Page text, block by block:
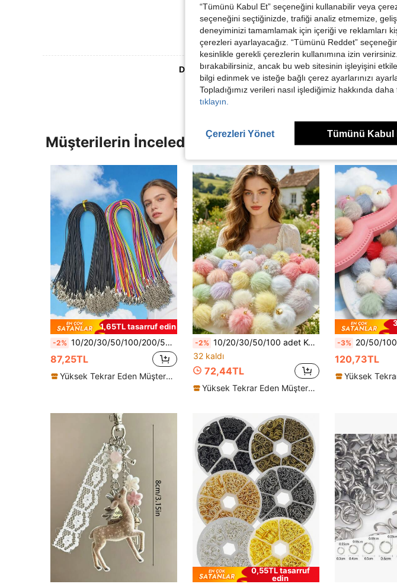
Daha Fazla Değerlendirme Görüntüle
Müşterilerin İncelediği Diğer Ürünler
1,65TL tasarruf edin
-2% 10/20/30/50/100/200/500/1000 Adet PU Deri Moda Kolye İpi, Istakoz Klipsli, Siyah ve Çok Renkli 1.5mm Kalın, Dayanıklı Su Geçirmez, Unisex DIY Takı Yapım Malzemeleri, Günlük ve Tatil Kullanımı İçin Uygun
87,25TL
Yüksek Tekrar Eden Müşteriler
-2% 10/20/30/50/100 adet Koyu/Açık Makaron Renkli Kabarık Ponpon Top Kolye, Ponpon Kendin Yap Küpe, Araba Süsü, Anahtarlık Aksesuarı, Rastgele Karışık Renkler
32 kaldı
72,44TL
Yüksek Tekrar Eden Müşteriler
-3% 20/50/100 Adet Çok Renkli Sahte Tavşan Kürk Ponpon Kolye, 1,8 cm Tüylü Top,
120,73TL
0,55TL tasarruf
edin
“Tümünü Kabul Et” seçeneğini kullanabilir veya
seçeneğini seçtiğinizde, trafiği analiz etmemize,
deneyiminizi tamamlamak için içeriği ve reklamları
çerezleri ayarlayacağız. “Tümünü Reddet”
kesinlikle gerekli çerezlerin kullanımına izin
bırakabilirsiniz, ancak bu web sitesinin işleyişini
bilgi edinmek ve isteğe bağlı çerez ayarlarınızı
Topladığımız verileri nasıl işlediğimiz hakkında
tıklayın.
Çerezleri Yönet Tümünü Kabul